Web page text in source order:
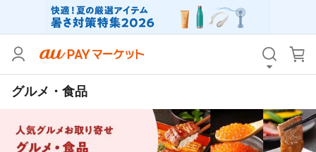
グルメ・食品
カテゴリ すべて
価格
支払い方法 すべて